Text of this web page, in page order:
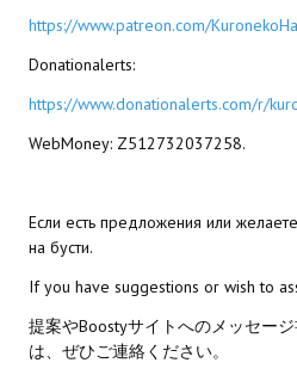
Dragon Age 2
Fallout 3
Kingdoms of Amalur: Reckoning
Mass Effect Andromeda
Neverwinter Nights 1
https://www.patreon.com/
Donationalerts:
https://www.donationalerts.com/r/
WebMoney: Z512732037258.
Если есть предложения или
на бусти.
If you have suggestions or wish to
提案やBoostyサイトへのメッセー
は、ぜひご連絡ください。